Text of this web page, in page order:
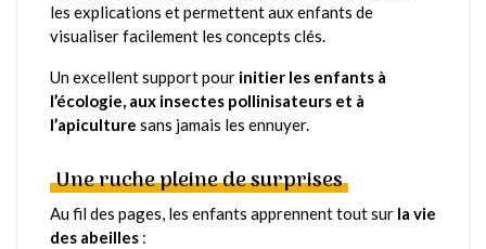
les explications et permettent aux enfants de
visualiser facilement les concepts clés.
Un excellent support pour initier les enfants à
l’écologie, aux insectes pollinisateurs et à
l’apiculture sans jamais les ennuyer.
Une ruche pleine de surprises
Au fil des pages, les enfants apprennent tout sur la vie
des abeilles :